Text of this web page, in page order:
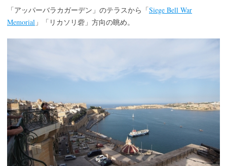
「アッパーバラカガーデン」のテラスから「Siege Bell War
Memorial 」「リカソリ砦」方向の眺め。